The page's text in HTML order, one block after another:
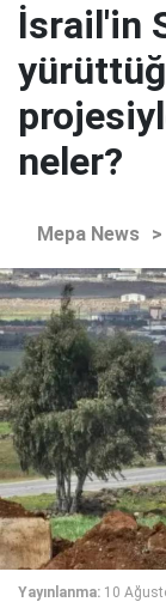
İsrail'in
neler?
Mepa News >
Yayınlanma: 10